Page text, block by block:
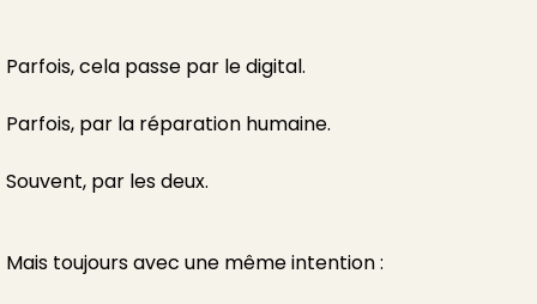
Parfois, cela passe par le digital.
Parfois, par la réparation humaine.
Souvent, par les deux.
Mais toujours avec une même intention :